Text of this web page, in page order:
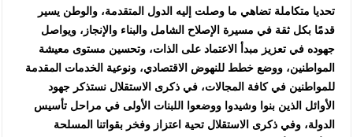
تحديا متكاملة تضاهي ما وصلت إليه الدول المتقدمة، والوطن يسير
قدمًا بكل ثقة في مسيرة الإصلاح الشامل والبناء والإنجاز، ويواصل
جهوده في تعزيز مبدأ الاعتماد على الذات، وتحسين مستوى معيشة
المواطنين، ووضع خطط للنهوض الاقتصادي، ونوعية الخدمات المقدمة
للمواطنين في كافة المجالات، في ذكرى الاستقلال نستذكر جهود
الأوائل الذين بنوا وشيدوا ووضعوا اللبنات الأولى في مراحل تأسيس
الدولة، وفي ذكرى الاستقلال تحية اعتزاز وفخر بقواتنا المسلحة